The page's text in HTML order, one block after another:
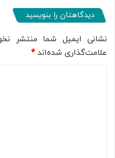
دیدگاهتان را بنویسید
نشانی ایمیل شما منتشر
علامت‌گذاری شده‌اند*